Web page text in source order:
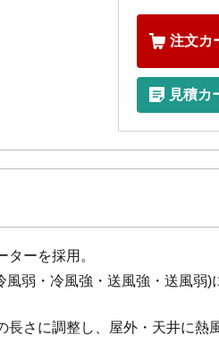
注文カ
見積カ
ーを採用。
弱・冷風強・送風強・送風弱)
さに調整し、屋外・天井に熱